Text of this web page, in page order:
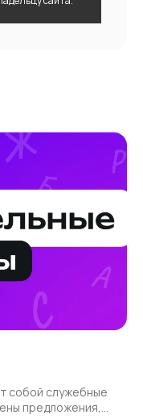
собой служебные
предложения,